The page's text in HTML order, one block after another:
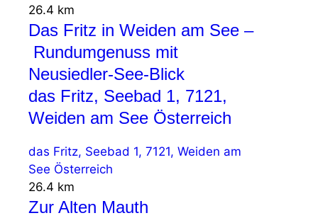
26.4 km
Das Fritz in Weiden am See –
Rundumgenuss mit
Neusiedler-See-Blick
das Fritz, Seebad 1, 7121,
Weiden am See Österreich
das Fritz, Seebad 1, 7121, Weiden am
See Österreich
26.4 km
Zur Alten Mauth